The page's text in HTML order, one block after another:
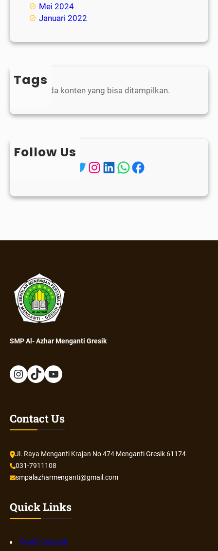
Mei 2024
Januari 2022
Tags
Belum ada konten yang bisa ditampilkan.
Follow Us
SMP Al- Azhar Menganti Gresik
Contact Us
Jl. Raya Menganti Krajan No 474 Menganti Gresik 61174
031-7911108
smpalazharmenganti@gmail.com
Quick Links
Profil Sekolah